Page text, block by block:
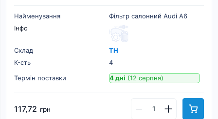
Найменування
Фільтр салонний Audi A6
Інфо
Склад
ТН
К-cть
4
Термін поставки
4 дні (12 серпня)
117,72 грн